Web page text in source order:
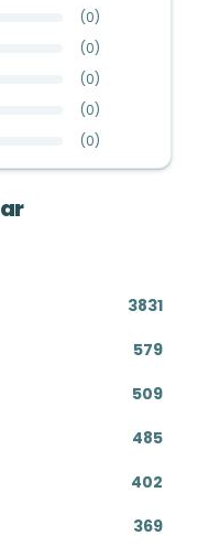
(0)
(0)
(0)
(0)
(0)
3831
579
509
485
402
369